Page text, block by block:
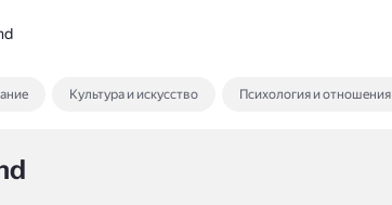
Культура и искусство Психология и отношения